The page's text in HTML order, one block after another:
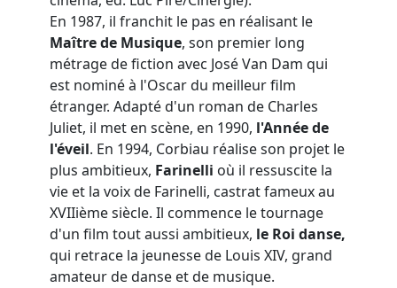
En 1987, il franchit le pas en réalisant le
Maître de Musique, son premier long
métrage de fiction avec José Van Dam qui
est nominé à l'Oscar du meilleur film
étranger. Adapté d'un roman de Charles
Juliet, il met en scène, en 1990, l'Année de
l'éveil. En 1994, Corbiau réalise son projet le
plus ambitieux, Farinelli où il ressuscite la
vie et la voix de Farinelli, castrat fameux au
XVIIième siècle. Il commence le tournage
d'un film tout aussi ambitieux, le Roi danse,
qui retrace la jeunesse de Louis XIV, grand
amateur de danse et de musique.